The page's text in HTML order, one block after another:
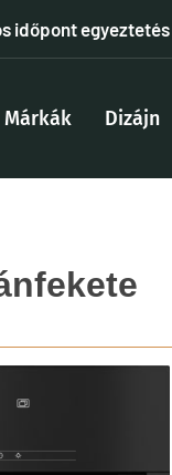
időpont egyeztetés
Márkák Dizájn